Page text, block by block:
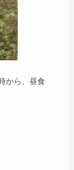
から、昼食